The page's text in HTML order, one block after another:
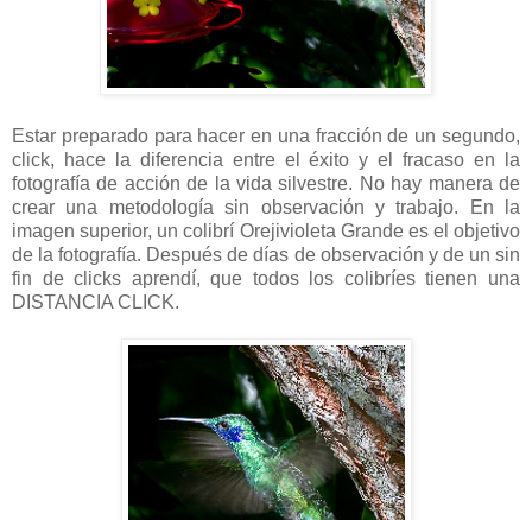
Estar preparado para hacer en una fracción de un segundo,
click, hace la diferencia entre el éxito y el fracaso en la
fotografía de acción de la vida silvestre. No hay manera de
crear una metodología sin observación y trabajo. En la
imagen superior, un colibrí Orejivioleta Grande es el objetivo
de la fotografía. Después de días de observación y de un sin
fin de clicks aprendí, que todos los colibríes tienen una
DISTANCIA CLICK.